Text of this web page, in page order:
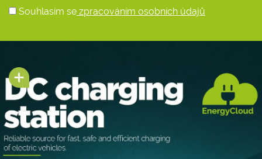
Souhlasím se zpracováním osobních údajů